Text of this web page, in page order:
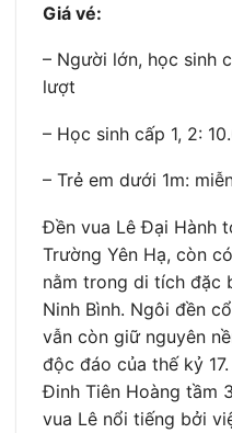
Giá vé:
– Người lớn, học sinh
lượt
– Học sinh cấp 1, 2:
– Trẻ em dưới 1m:
Đền vua Lê Đại Hành
Trường Yên Hạ, còn
nằm trong di tích đặc
Ninh Bình. Ngôi đền
vẫn còn giữ nguyên
độc đáo của thế kỷ
Đinh Tiên Hoàng tầm
vua Lê nổi tiếng bởi